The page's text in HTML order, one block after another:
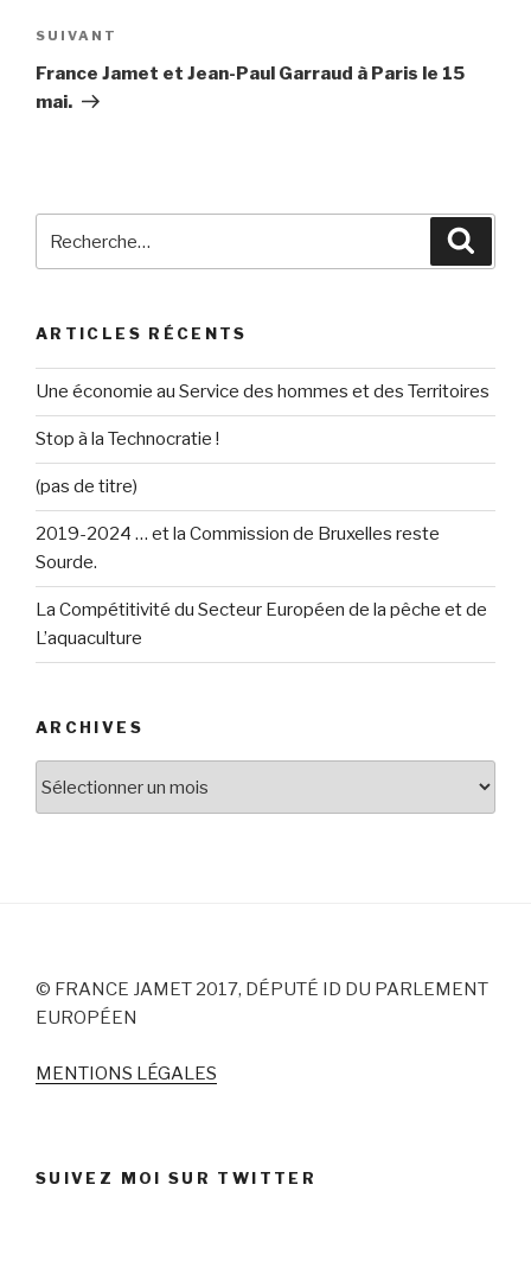
Article
suivant
SUIVANT
France Jamet et Jean-Paul Garraud à Paris le 15
mai.
ARTICLES RÉCENTS
Une économie au Service des hommes et des Territoires
Stop à la Technocratie !
(pas de titre)
2019-2024 … et la Commission de Bruxelles reste
Sourde.
La Compétitivité du Secteur Européen de la pêche et de
L’aquaculture
ARCHIVES
© FRANCE JAMET 2017, DÉPUTÉ ID DU PARLEMENT
EUROPÉEN
MENTIONS LÉGALES
SUIVEZ MOI SUR TWITTER